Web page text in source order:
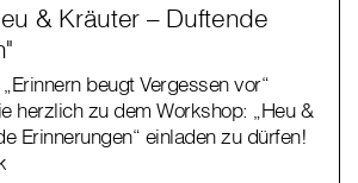
& Kräuter – Duftende
beugt Vergessen vor“
herzlich zu dem Workshop: „Heu &
Erinnerungen“ einladen zu dürfen!